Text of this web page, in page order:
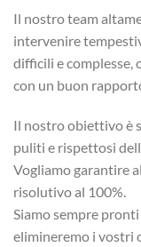
Il nostro team
intervenire
difficili e complesse,
con un buon
Il nostro obiettivo è
puliti e rispettosi
Vogliamo garantire
risolutivo al 100%.
Siamo sempre pronti
elimineremo i vostri